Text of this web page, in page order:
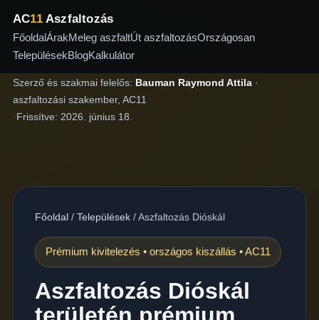
AC11Aszfaltozás
FőoldalÁrakMeleg aszfaltÚt aszfaltozásOrszágosan
TelepülésekBlogKalkulátor
Szerző és szakmai felelős: Bauman Raymond Attila·
aszfaltozási szakember, AC11
·Frissítve: 2026. június 18.
Főoldal/ Települések/Aszfaltozás Dióskál
Prémium kivitelezés • országos kiszállás • AC11
Aszfaltozás Dióskál